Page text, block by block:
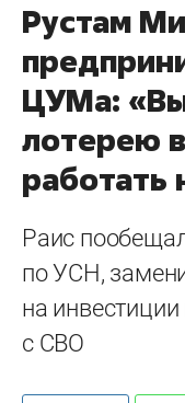
Рустам
ЦУМа:
лотерею
работать
Раис
по УСН,
на
с СВО